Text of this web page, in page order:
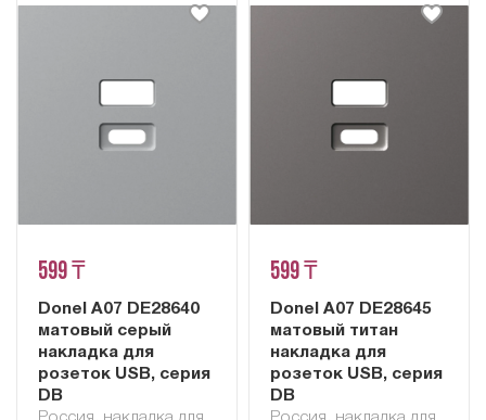
599 ₸
Donel A07 DE28640
матовый серый
накладка для
розеток USB, серия
DB
599 ₸
Donel A07 DE28645
матовый титан
накладка для
розеток USB, серия
DB